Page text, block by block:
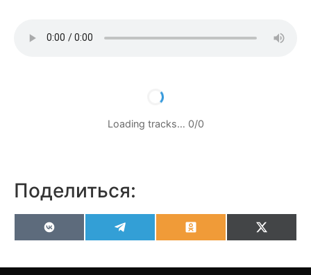
Loading tracks… 0/0
Поделиться:
VK OdnoklassnikiX